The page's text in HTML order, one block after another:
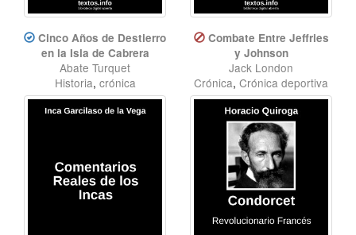
Cinco Años de Destierro
en la Isla de Cabrera
Abate Turquet
Historia, crónica
Combate Entre Jeffries
y Johnson
Jack London
Crónica, Crónica deportiva